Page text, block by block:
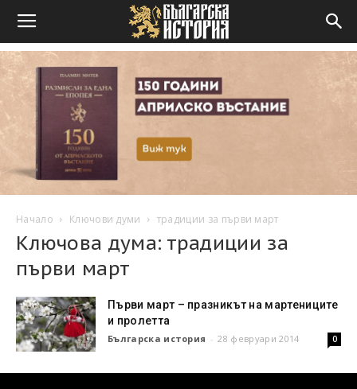
Начало Ключови думи традиции за първи март
Ключова дума: традиции за
първи март
Първи март – празникът на мартениците
и пролетта
Българска история - 28 февруари 2014 0